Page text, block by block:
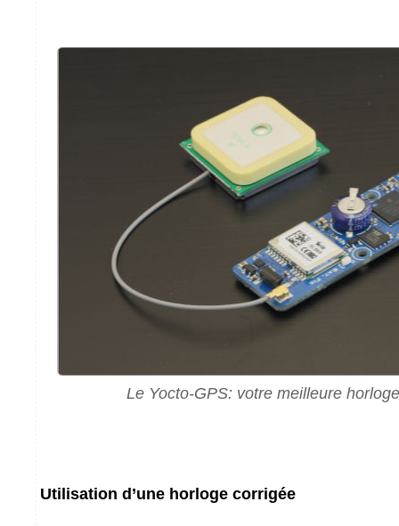
Le Yocto-GPS: votre meilleure
Utilisation d’une horloge corrigée